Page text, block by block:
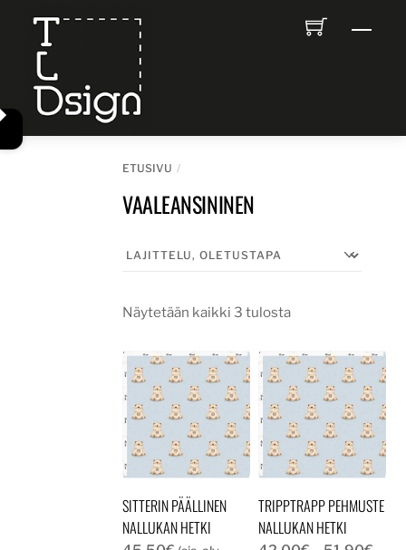
content
ETUSIVU
VAALEANSININEN
Näytetään kaikki 3 tulosta
SITTERIN PÄÄLLINEN
NALLUKAN HETKI
TRIPPTRAPP PEHMUSTE
NALLUKAN HETKI